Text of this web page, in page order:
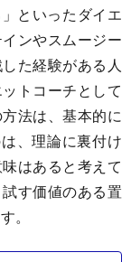
といったダイエ
ンやスムージー
た経験がある人
トコーチとして
法は、基本的に
、理論に裏付け
はあると考えて
す価値のある置
。